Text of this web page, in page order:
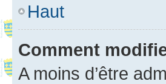
Haut
Comment
A moins d’être